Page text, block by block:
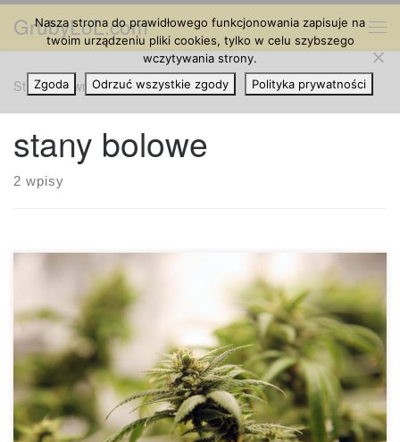
Przejdź do treści
GrubyLoL.com
Strona główna » stany bolowe
stany bolowe
2 wpisy
Chroniczny ból może być wynikiem wielu różnych chorób.
Może także sprawiać kłopot każdemu, kto odniósł obrażenia
lub przeszedł zabieg chirurgiczny. W tym celu wprowadzono
wiele różnych środków przeciwbólowych w konwencjonalnej
dziedzinie medycyny. Ale z drugiej strony, jak każdy inny lek,
środki przeciwbólowe zmniejszają ból na pewien czas, ale
także posiadają […]
Nasza strona do prawidłowego funkcjonowania zapisuje na
twoim urządzeniu pliki cookies, tylko w celu szybszego
wczytywania strony.
Zgoda
Odrzuć wszystkie zgody Polityka prywatności